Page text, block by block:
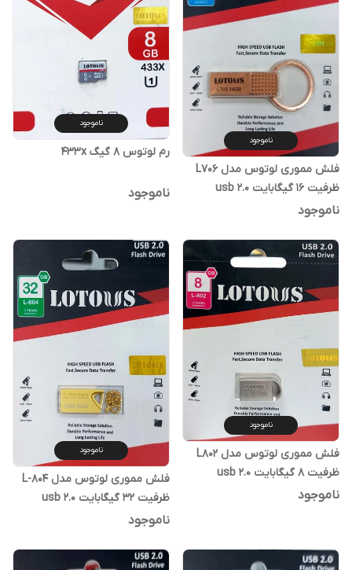
ناموجود
فلش مموری لوتوس مدل L706
ظرفیت 16 گیگابایت usb 2.0
ناموجود
ناموجود
رم لوتوس 8 گیگ 433x
ناموجود
ناموجود
فلش مموری لوتوس مدل L802
ظرفیت 8 گیگابایت usb 2.0
ناموجود
ناموجود
فلش مموری لوتوس مدل L-804
ظرفیت 32 گیگابایت usb 2.0
ناموجود